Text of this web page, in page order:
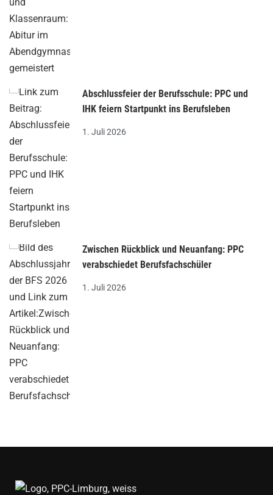
Abschlussfeier der Berufsschule: PPC und
IHK feiern Startpunkt ins Berufsleben
1. Juli 2026
Zwischen Rückblick und Neuanfang: PPC
verabschiedet Berufsfachschüler
1. Juli 2026